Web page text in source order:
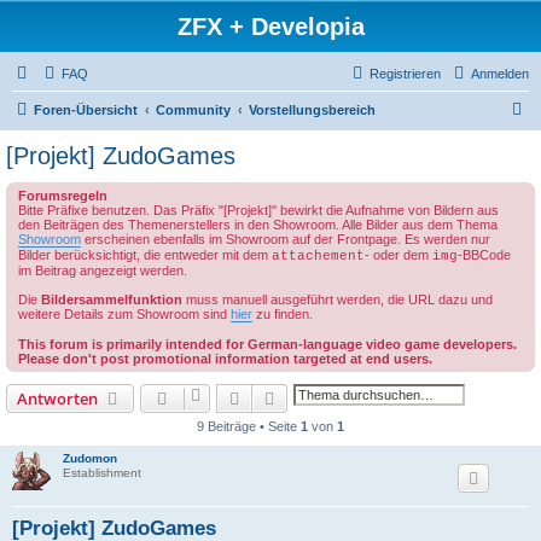
ZFX + Developia
FAQ Anmelden
Registrieren
Foren-Übersicht Community Vorstellungsbereich
[Projekt] ZudoGames
Forumsregeln
Bitte Präfixe benutzen. Das Präfix "[Projekt]" bewirkt die Aufnahme von Bildern aus
den Beiträgen des Themenerstellers in den Showroom. Alle Bilder aus dem Thema
Showroom erscheinen ebenfalls im Showroom auf der Frontpage. Es werden nur
Bilder berücksichtigt, die entweder mit dem attachement- oder dem img-BBCode
im Beitrag angezeigt werden.
Die Bildersammelfunktion muss manuell ausgeführt werden, die URL dazu und
weitere Details zum Showroom sind hier zu finden.
This forum is primarily intended for German-language video game developers.
Please don't post promotional information targeted at end users.
Antworten Suche Erweiterte Suche
9 Beiträge • Seite 1 von 1
Zudomon
Establishment
[Projekt] ZudoGames